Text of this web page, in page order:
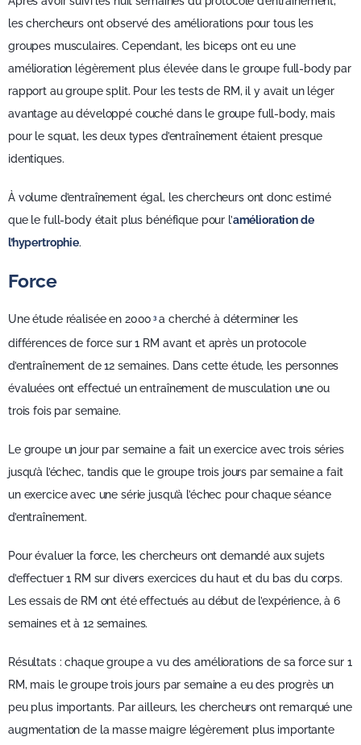
les chercheurs ont observé des améliorations pour tous les
groupes musculaires. Cependant, les biceps ont eu une
amélioration légèrement plus élevée dans le groupe full-body par
rapport au groupe split. Pour les tests de RM, il y avait un léger
avantage au développé couché dans le groupe full-body, mais
pour le squat, les deux types d’entraînement étaient presque
identiques.
À volume d’entraînement égal, les chercheurs ont donc estimé
que le full-body était plus bénéfique pour l’amélioration de
l’hypertrophie.
Force
Une étude réalisée en 2000 3a cherché à déterminer les
différences de force sur 1 RM avant et après un protocole
d’entraînement de 12 semaines. Dans cette étude, les personnes
évaluées ont effectué un entraînement de musculation une ou
trois fois par semaine.
Le groupe un jour par semaine a fait un exercice avec trois séries
jusqu’à l’échec, tandis que le groupe trois jours par semaine a fait
un exercice avec une série jusqu’à l’échec pour chaque séance
d’entraînement.
Pour évaluer la force, les chercheurs ont demandé aux sujets
d’effectuer 1 RM sur divers exercices du haut et du bas du corps.
Les essais de RM ont été effectués au début de l’expérience, à 6
semaines et à 12 semaines.
Résultats : chaque groupe a vu des améliorations de sa force sur 1
RM, mais le groupe trois jours par semaine a eu des progrès un
peu plus importants. Par ailleurs, les chercheurs ont remarqué une
augmentation de la masse maigre légèrement plus importante